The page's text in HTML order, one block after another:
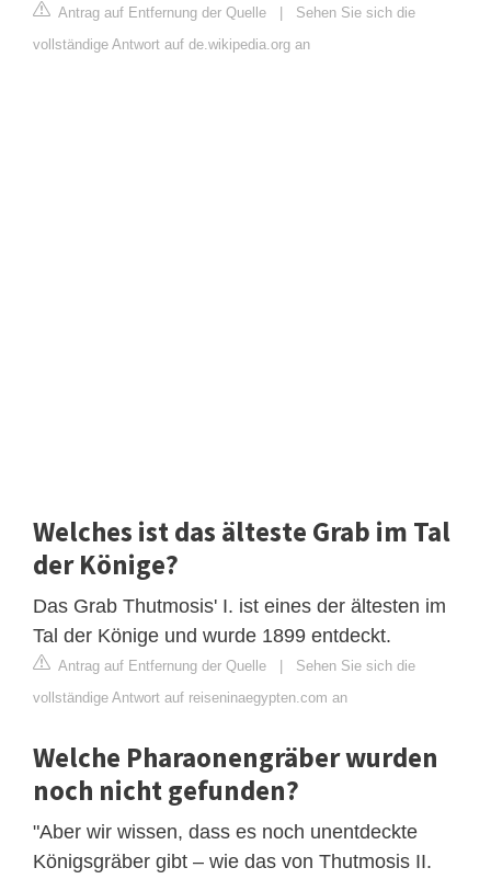
Antrag auf Entfernung der Quelle
Sehen Sie sich die
vollständige Antwort auf de.wikipedia.org an
Welches ist das älteste Grab im Tal
der Könige?
Das Grab Thutmosis' I. ist eines der ältesten im
Tal der Könige und wurde 1899 entdeckt.
Antrag auf Entfernung der Quelle
Sehen Sie sich die
vollständige Antwort auf reiseninaegypten.com an
Welche Pharaonengräber wurden
noch nicht gefunden?
"Aber wir wissen, dass es noch unentdeckte
Königsgräber gibt – wie das von Thutmosis II.